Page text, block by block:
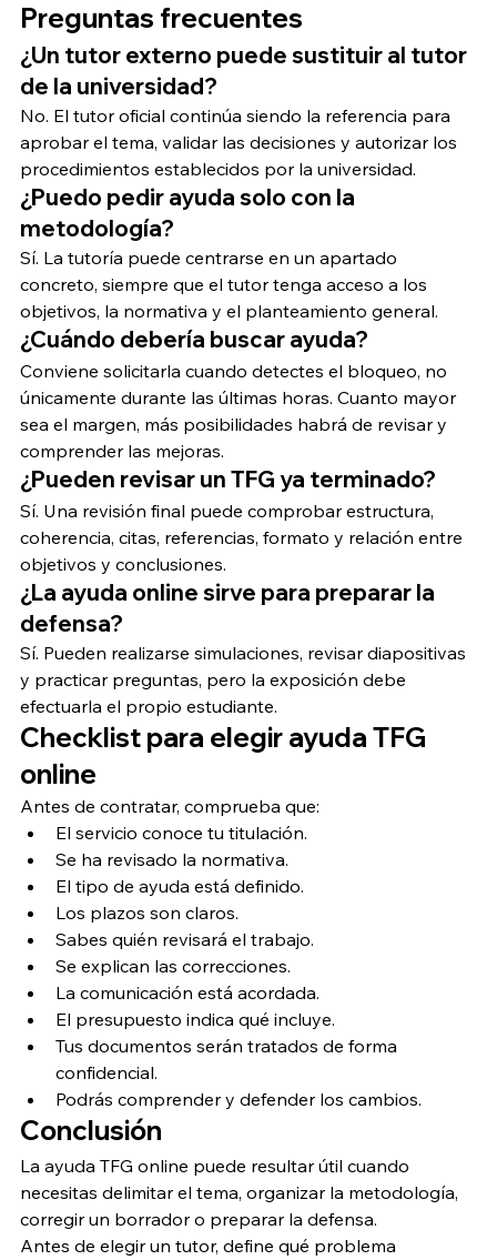
Preguntas frecuentes
¿Un tutor externo puede sustituir al tutor
de la universidad?
No. El tutor oficial continúa siendo la referencia para
aprobar el tema, validar las decisiones y autorizar los
procedimientos establecidos por la universidad.
¿Puedo pedir ayuda solo con la
metodología?
Sí. La tutoría puede centrarse en un apartado
concreto, siempre que el tutor tenga acceso a los
objetivos, la normativa y el planteamiento general.
¿Cuándo debería buscar ayuda?
Conviene solicitarla cuando detectes el bloqueo, no
únicamente durante las últimas horas. Cuanto mayor
sea el margen, más posibilidades habrá de revisar y
comprender las mejoras.
¿Pueden revisar un TFG ya terminado?
Sí. Una revisión final puede comprobar estructura,
coherencia, citas, referencias, formato y relación entre
objetivos y conclusiones.
¿La ayuda online sirve para preparar la
defensa?
Sí. Pueden realizarse simulaciones, revisar diapositivas
y practicar preguntas, pero la exposición debe
efectuarla el propio estudiante.
Checklist para elegir ayuda TFG
online
Antes de contratar, comprueba que:
El servicio conoce tu titulación.
Se ha revisado la normativa.
El tipo de ayuda está definido.
Los plazos son claros.
Sabes quién revisará el trabajo.
Se explican las correcciones.
La comunicación está acordada.
El presupuesto indica qué incluye.
Tus documentos serán tratados de forma
confidencial.
Podrás comprender y defender los cambios.
Conclusión
La ayuda TFG online puede resultar útil cuando
necesitas delimitar el tema, organizar la metodología,
corregir un borrador o preparar la defensa.
Antes de elegir un tutor, define qué problema